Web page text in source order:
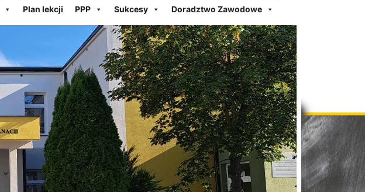
Plan lekcji PPP Sukcesy Doradztwo Zawodowe